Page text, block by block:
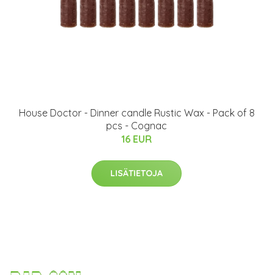
House Doctor - Dinner candle Rustic Wax - Pack of 8
pcs - Cognac
16 EUR
LISÄTIETOJA